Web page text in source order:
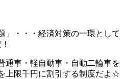
」
・・・経済対策の一環として
通車・軽自動車・自動二輪車を
上限千円に割引する制度だよ☆